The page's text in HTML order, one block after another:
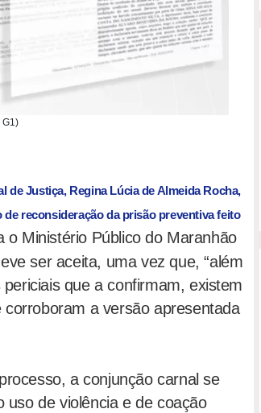
G1)
de Justiça, Regina Lúcia de Almeida Rocha,
reconsideração da prisão preventiva feito
o Ministério Público do Maranhão
ser aceita, uma vez que, “além
que a confirmam, existem
a versão apresentada
a conjunção carnal se
uso de violência e de coação